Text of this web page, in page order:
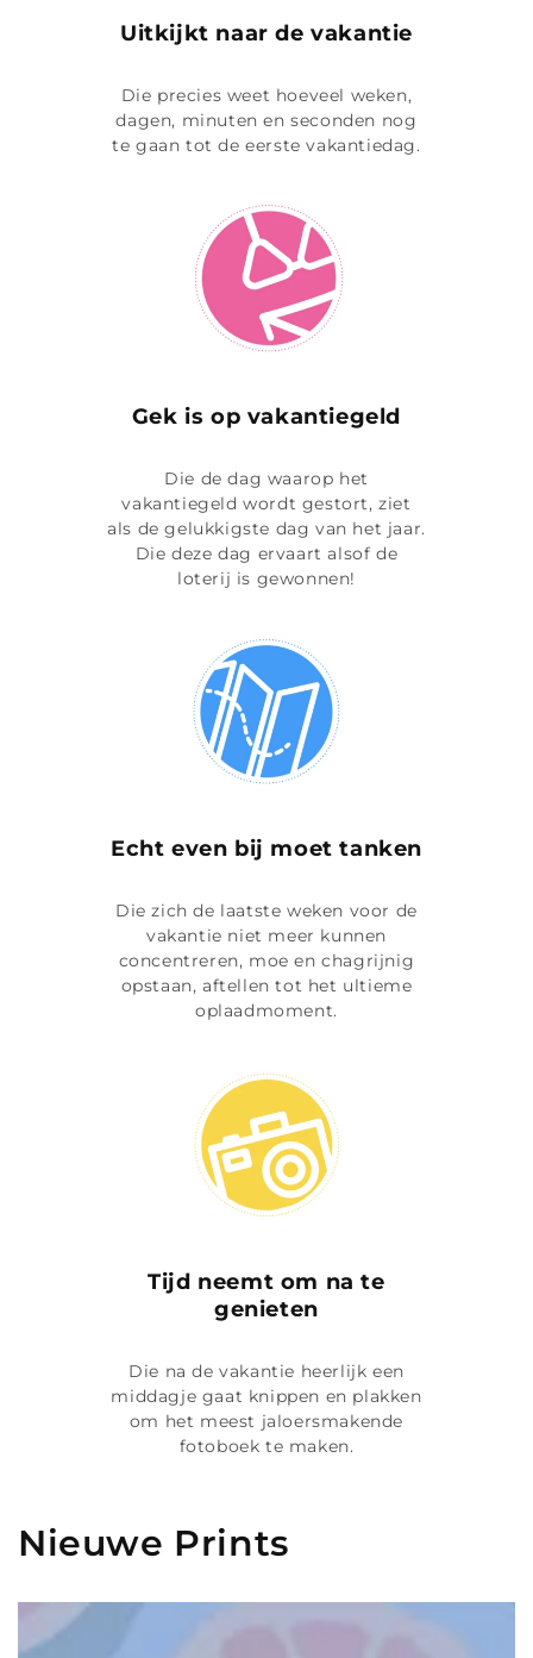
Uitkijkt naar de vakantie
Die precies weet hoeveel weken,
dagen, minuten en seconden nog
te gaan tot de eerste vakantiedag.
Gek is op vakantiegeld
Die de dag waarop het
vakantiegeld wordt gestort, ziet
als de gelukkigste dag van het jaar.
Die deze dag ervaart alsof de
loterij is gewonnen!
Echt even bij moet tanken
Die zich de laatste weken voor de
vakantie niet meer kunnen
concentreren, moe en chagrijnig
opstaan, aftellen tot het ultieme
oplaadmoment.
Tijd neemt om na te
genieten
Die na de vakantie heerlijk een
middagje gaat knippen en plakken
om het meest jaloersmakende
fotoboek te maken.
Nieuwe Prints